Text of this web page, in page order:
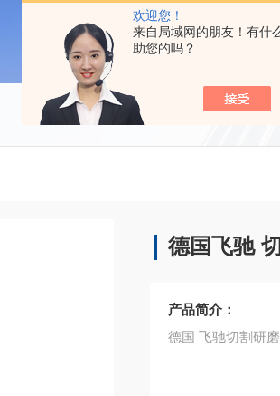
欢迎您！
来自局域网的朋友！有什
助您的吗？
当前位置
德国飞驰
产品简介：
德国 飞驰切割研